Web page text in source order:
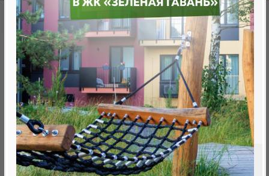
Главная База новостроек Минска «Минск Мир»
12.5 "Берлин", квартал Западная Европа
12.5 "Берлин", квартал
Западная Европа
нет в продаже
Минск, Октябрьский, ул. Игоря Лученка 32
метро «Ковальская Слобода», 566 м